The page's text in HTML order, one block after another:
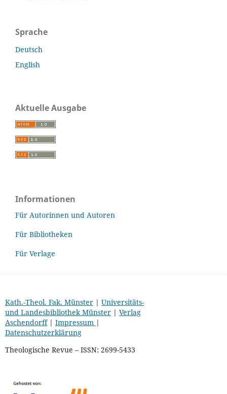
Sprache
Deutsch
English
Aktuelle Ausgabe
Informationen
Für Autorinnen und Autoren
Für Bibliotheken
Für Verlage
Kath.-Theol. Fak. Münster| Universitäts-
und Landesbibliothek Münster| Verlag
Aschendorff| Impressum |
Datenschutzerklärung
Theologische Revue – ISSN: 2699-5433